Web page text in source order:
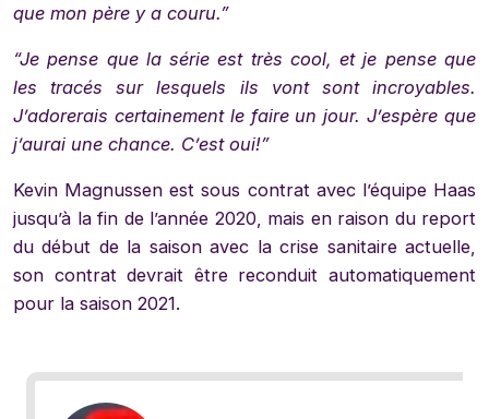
que mon père y a couru.”
“Je pense que la série est très cool, et je pense que
les tracés sur lesquels ils vont sont incroyables.
J’adorerais certainement le faire un jour. J’espère que
j’aurai une chance. C’est oui!”
Kevin Magnussen est sous contrat avec l’équipe Haas
jusqu’à la fin de l’année 2020, mais en raison du report
du début de la saison avec la crise sanitaire actuelle,
son contrat devrait être reconduit automatiquement
pour la saison 2021.